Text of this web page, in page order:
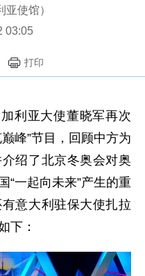
亚使馆）
03:05
打印
利亚大使董晓军再次
峰”节目，回顾中方为
绍了北京冬奥会对奥
“一起向未来”产生的重
意大利驻保大使扎拉
下：